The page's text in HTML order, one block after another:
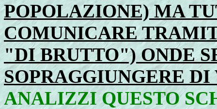
POPOLAZIONE) MA
COMUNICARE
"DI BRUTTO") ONDE
SOPRAGGIUNGERE
ANALIZZI QUESTO